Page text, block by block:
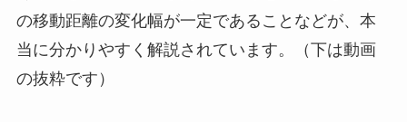
の移動距離の変化幅が一定であることなどが、本
当に分かりやすく解説されています。（下は動画
の抜粋です）